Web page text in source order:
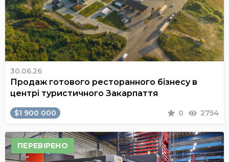
30.06.26
Продаж готового ресторанного бізнесу в
центрі туристичного Закарпаття
$1 900 000 0 2754
ПЕРЕВІРЕНО